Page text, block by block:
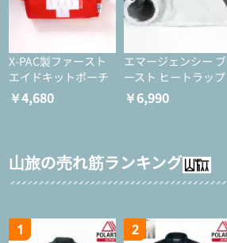
X-PAC製ファースト
エイドキットポーチ
￥4,680
エマージェンシー ブ
ースト ヒートラップ
￥6,990
山旅の売れ筋ランキング
1 2